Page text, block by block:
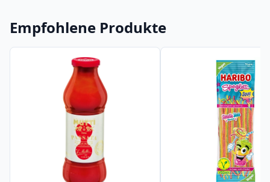
Empfohlene Produkte